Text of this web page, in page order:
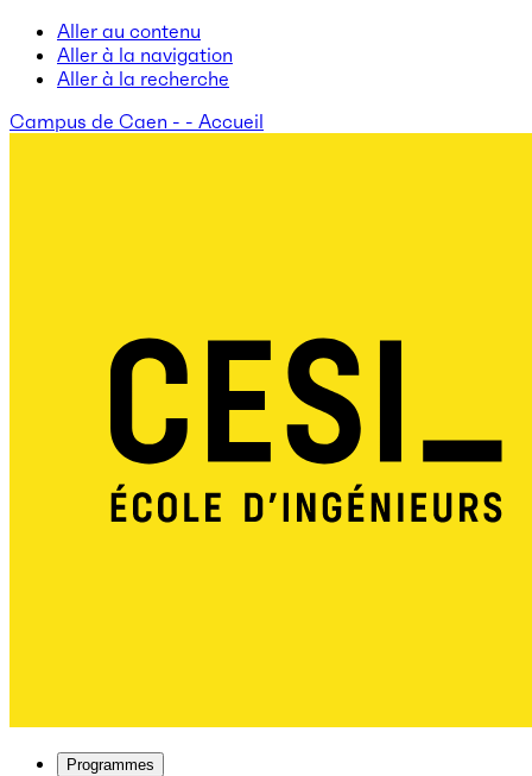
Aller au contenu
Aller à la navigation
Aller à la recherche
Campus de Caen - - Accueil
Programmes